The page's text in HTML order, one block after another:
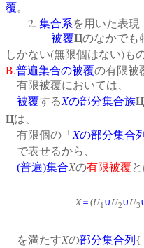
覆。
2. 集合系を用いた表
被覆Цのなかでも
しかない(無限個はない)も
B.普遍集合の被覆の有限被
有限被覆においては、
被覆するXの部分集合族Ц
Цは、
有限個の「 Xの部分集合列
で表せるから、
(普遍)集合Xの有限被覆 と
X＝ (U1 ∪ U2∪ U3
を満たすXの部分集合列 {